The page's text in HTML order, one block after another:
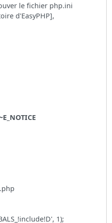
le fichier php.ini
d'EasyPHP],
1);